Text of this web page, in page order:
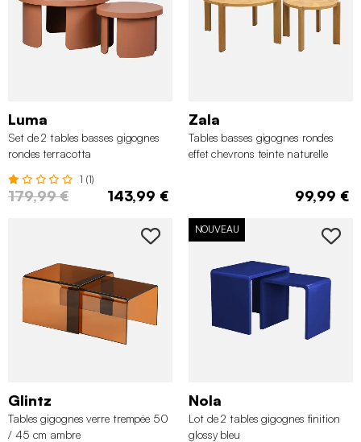
Luma
Set de 2 tables basses gigognes
rondes terracotta
1 (1)
179,99 € 143,99 €
Zala
Tables basses gigognes rondes
effet chevrons teinte naturelle
99,99 €
Glintz
Tables gigognes verre trempée 50
/ 45 cm ambre
NOUVEAU
Nola
Lot de 2 tables gigognes finition
glossy bleu